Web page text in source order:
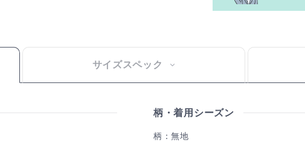
サイズスペック
柄・着用シーズン
柄：無地